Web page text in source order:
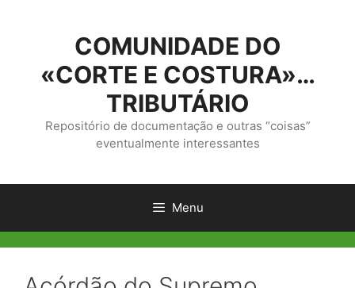
conteúdo
COMUNIDADE DO
«CORTE E COSTURA»…
TRIBUTÁRIO
Repositório de documentação e outras “coisas”
eventualmente interessantes
Menu